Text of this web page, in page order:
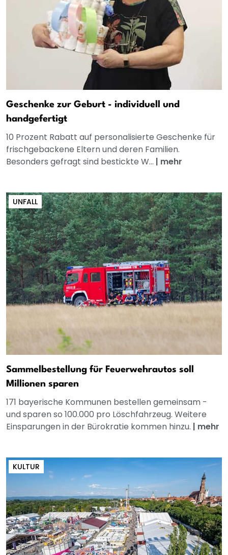
Geschenke zur Geburt - individuell und
handgefertigt
10 Prozent Rabatt auf personalisierte Geschenke für
frischgebackene Eltern und deren Familien.
Besonders gefragt sind bestickte W... | mehr
UNFALL
Sammelbestellung für Feuerwehrautos soll
Millionen sparen
171 bayerische Kommunen bestellen gemeinsam -
und sparen so 100.000 pro Löschfahrzeug. Weitere
Einsparungen in der Bürokratie kommen hinzu. | mehr
KULTUR